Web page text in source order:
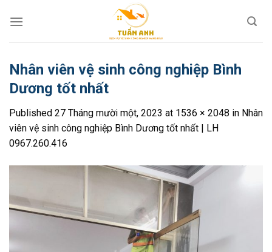
Nhân viên vệ sinh công nghiệp Bình
Dương tốt nhất
Published 27 Tháng mười một, 2023 at 1536 × 2048 in Nhân
viên vệ sinh công nghiệp Bình Dương tốt nhất | LH
0967.260.416